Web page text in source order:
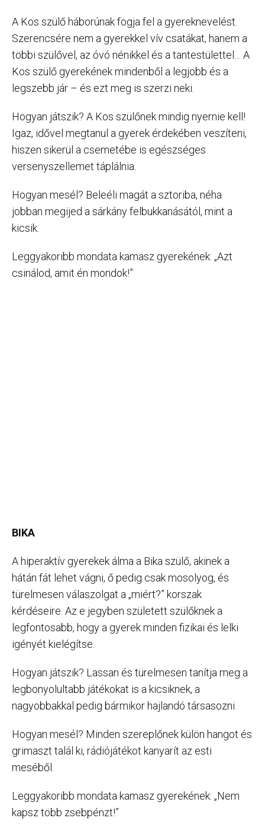
A Kos szülő háborúnak fogja fel a gyereknevelést.
Szerencsére nem a gyerekkel vív csatákat, hanem a
többi szülővel, az óvó nénikkel és a tantestülettel… A
Kos szülő gyerekének mindenből a legjobb és a
legszebb jár – és ezt meg is szerzi neki.
Hogyan játszik? A Kos szülőnek mindig nyernie kell!
Igaz, idővel megtanul a gyerek érdekében veszíteni,
hiszen sikerül a csemetébe is egészséges
versenyszellemet táplálnia.
Hogyan mesél? Beleéli magát a sztoriba, néha
jobban megijed a sárkány felbukkanásától, mint a
kicsik.
Leggyakoribb mondata kamasz gyerekének: „Azt
csinálod, amit én mondok!”
BIKA
A hiperaktív gyerekek álma a Bika szülő, akinek a
hátán fát lehet vágni, ő pedig csak mosolyog, és
türelmesen válaszolgat a „miért?” korszak
kérdéseire. Az e jegyben született szülőknek a
legfontosabb, hogy a gyerek minden fizikai és lelki
igényét kielégítse.
Hogyan játszik? Lassan és türelmesen tanítja meg a
legbonyolultabb játékokat is a kicsiknek, a
nagyobbakkal pedig bármikor hajlandó társasozni.
Hogyan mesél? Minden szereplőnek külön hangot és
grimaszt talál ki, rádiójátékot kanyarít az esti
meséből.
Leggyakoribb mondata kamasz gyerekének: „Nem
kapsz több zsebpénzt!”